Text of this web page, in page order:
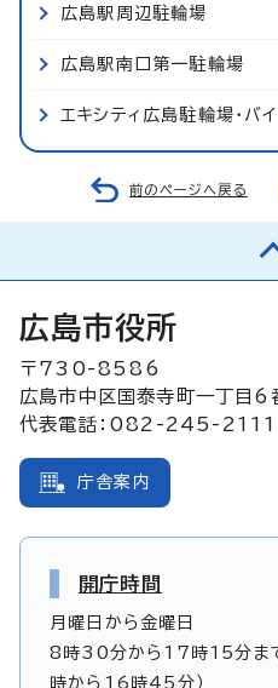
広島駅周辺駐輪場
広島駅南口第一駐輪場
エキシティ広島駐輪場・バ
前のページへ戻る
広島市役所
〒730-8586
広島市中区国泰寺町一丁目
代表電話：082-245-2111
庁舎案内
開庁時間
月曜日から金曜日
8時30分から17時15分まで
時から16時45分）